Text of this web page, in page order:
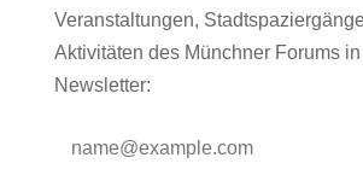
Veranstaltungen,
Aktivitäten des Münchner Forums
Newsletter: